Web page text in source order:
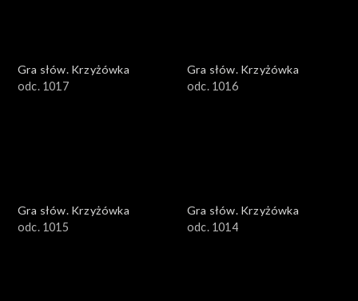
Gra słów. Krzyżówka
odc. 1017
Gra słów. Krzyżówka
odc. 1016
Gra słów. Krzyżówka
odc. 1015
Gra słów. Krzyżówka
odc. 1014